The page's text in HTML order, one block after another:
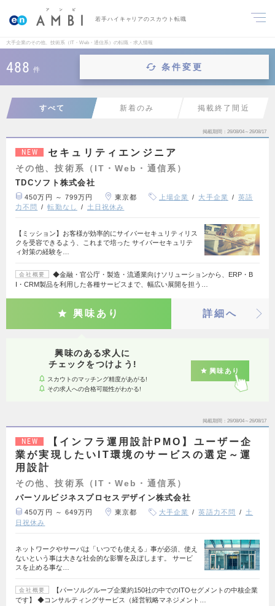
若手ハイキャリアのスカウト転職
大手企業のその他、技術系（IT・Web・通信系）の転職・求人情報
488 件 条件変更
すべて 新着のみ 掲載終了間近
掲載期間 26/08/04～26/08/17
NEW セキュリティエンジニア
その他、技術系（IT・Web・通信系）
TDCソフト株式会社
450万円 ～ 799万円 東京都 上場企業 大手企業
英語
力不問
転勤なし 土日祝休み
【ミッション】お客様が効率的にサイバーセキュリティリス
クを受容できるよう、これまで培った サイバーセキュリテ
ィ対策の経験を…
会社概要
◆金融・官公庁・製造・流通業向けソリューションから、ERP・B
I・CRM製品を利用した各種サービスまで、幅広い展開を担う…
興味あり 詳細へ
興味のある求人に
チェックをつけよう!
スカウトのマッチング精度があがる!
その求人への合格可能性がわかる!
興味あり
掲載期間 26/08/04～26/08/17
NEW
【インフラ運用設計PMO】ユーザー企
業が実現したいIT環境のサービスの選定～運
用設計
その他、技術系（IT・Web・通信系）
パーソルビジネスプロセスデザイン株式会社
450万円 ～ 649万円 東京都 大手企業 英語力不問
土
日祝休み
ネットワークやサーバは「いつでも使える」事が必須、使え
ないという事は大きな社会的な影響を及ぼします。 サービ
スを止める事な…
会社概要
【パーソルグループ企業約150社の中でのITOセグメントの中核企業
です】 ◆コンサルティングサービス（経営戦略マネジメント…